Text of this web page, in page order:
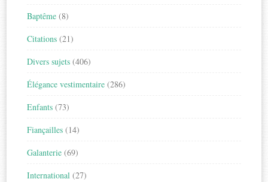
Baptême (8)
Citations (21)
Divers sujets (406)
Élégance vestimentaire (286)
Enfants (73)
Fiançailles (14)
Galanterie (69)
International (27)